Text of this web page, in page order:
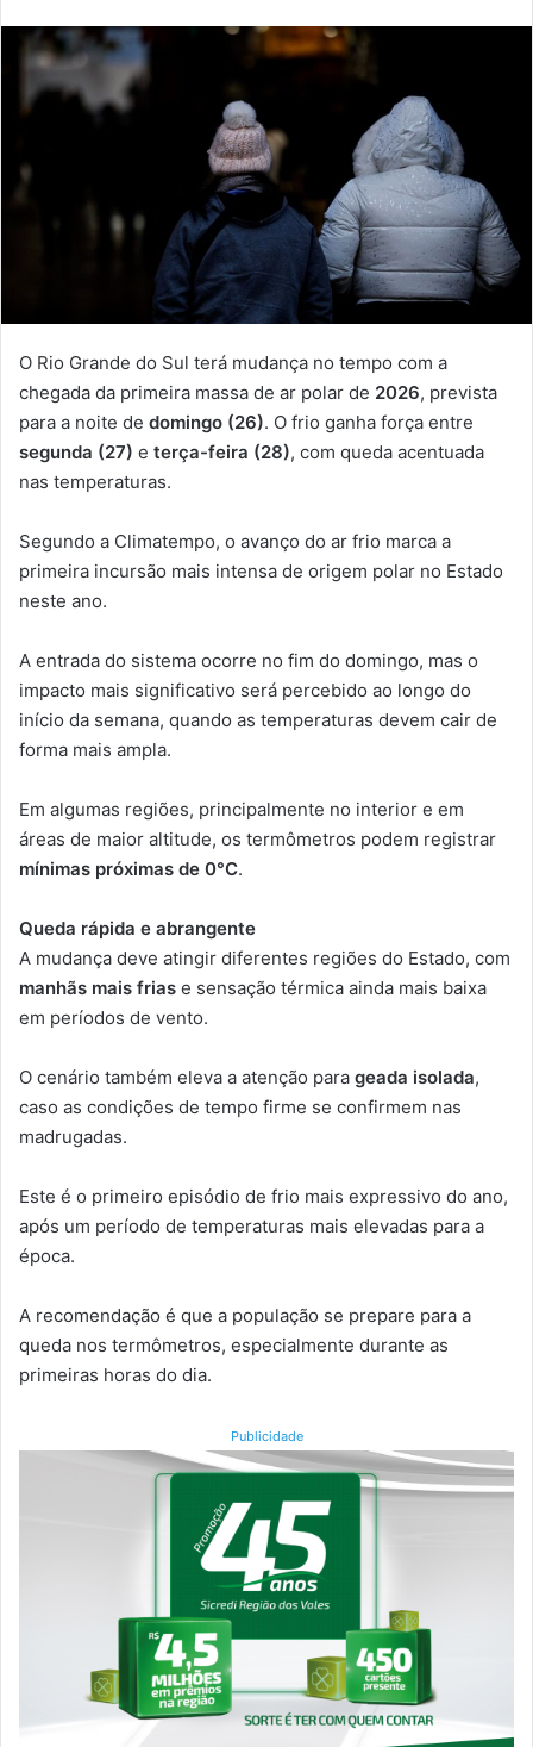
O Rio Grande do Sul terá mudança no tempo com a
chegada da primeira massa de ar polar de 2026, prevista
para a noite de domingo (26). O frio ganha força entre
segunda (27) e terça-feira (28), com queda acentuada
nas temperaturas.
Segundo a Climatempo, o avanço do ar frio marca a
primeira incursão mais intensa de origem polar no Estado
neste ano.
A entrada do sistema ocorre no fim do domingo, mas o
impacto mais significativo será percebido ao longo do
início da semana, quando as temperaturas devem cair de
forma mais ampla.
Em algumas regiões, principalmente no interior e em
áreas de maior altitude, os termômetros podem registrar
mínimas próximas de 0°C.
Queda rápida e abrangente
A mudança deve atingir diferentes regiões do Estado, com
manhãs mais frias e sensação térmica ainda mais baixa
em períodos de vento.
O cenário também eleva a atenção para geada isolada,
caso as condições de tempo firme se confirmem nas
madrugadas.
Este é o primeiro episódio de frio mais expressivo do ano,
após um período de temperaturas mais elevadas para a
época.
A recomendação é que a população se prepare para a
queda nos termômetros, especialmente durante as
primeiras horas do dia.
Publicidade